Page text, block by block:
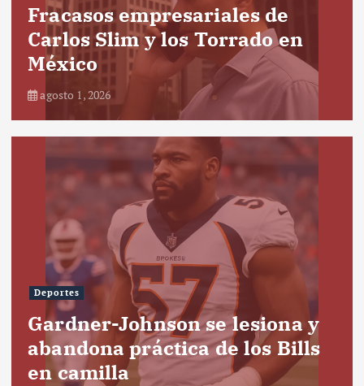
Fracasos empresariales de
Carlos Slim y los Torrado en
México
agosto 1, 2026
Deportes
Gardner-Johnson se lesiona y
abandona práctica de los Bills
en camilla